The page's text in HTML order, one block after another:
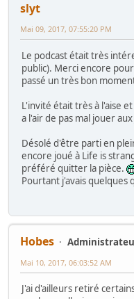
slyt
Mai 09, 2017, 07:55:20 PM
Le podcast était très
public). Merci encore
passé un très bon
L'invité était très à l'aise
a l'air de pas mal jouer
Désolé d'être parti en
encore joué à Life is
préféré quitter la pièce.
Pourtant j'avais quelques
Hobes
Mai 10, 2017, 06:03:52 AM
J'ai d'ailleurs retiré